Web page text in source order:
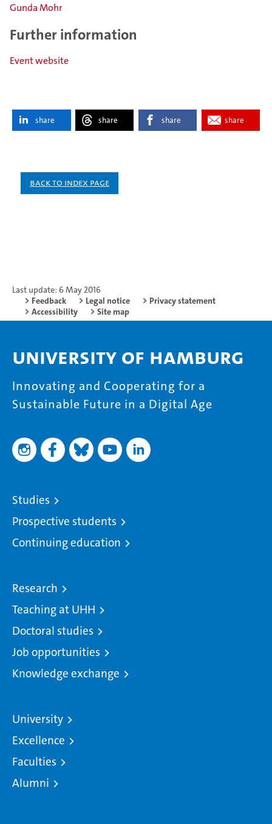
Gunda Mohr
Further information
Event website
share share share share
Back to index page
Last update: 6 May 2016
Feedback
Legal notice
Privacy statement
Accessibility
Site map
University of Hamburg
Innovating and Cooperating for a
Sustainable Future in a Digital Age
Studies
Prospective students
Continuing education
Research
Teaching at UHH
Doctoral studies
Job opportunities
Knowledge exchange
University
Excellence
Faculties
Alumni